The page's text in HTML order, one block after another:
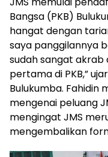
Bangsa (PKB)
hangat dengan
saya panggilannya
sudah sangat akrab
pertama di PKB,”
Bulukumba. Fahidin
mengenai peluang
mengingat JMS
mengembalikan